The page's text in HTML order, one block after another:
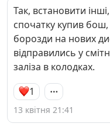
Так, встановити
спочатку купив
борозди на нових
відправились у
заліза в колодках.
1
13 квітня 21:41